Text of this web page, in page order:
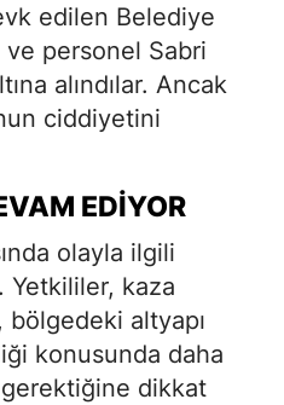
edilen Belediye
ve personel Sabri
alındılar. Ancak
ciddiyetini
EDIYOR
olayla ilgili
Yetkililer, kaza
bölgedeki altyapı
konusunda daha
gerektiğine dikkat